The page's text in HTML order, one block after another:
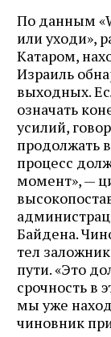
По данным
или уходи»,
Катаром,
Израиль
выходных.
означать
усилий,
продолжать
процесс
момент», —
Байдена.
тел
пути. «Это
срочность в
мы уже
чиновник